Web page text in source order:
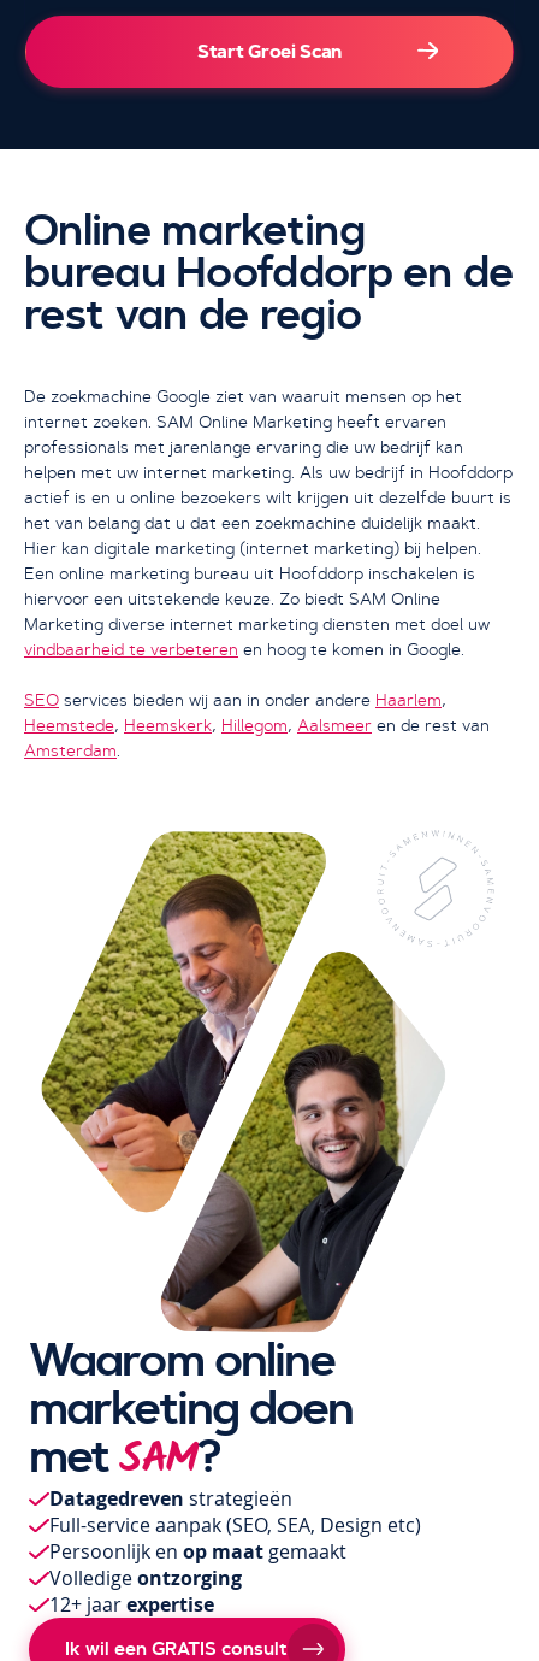
Ik wil een GRATIS consult
Start Groei Scan
Online marketing
bureau Hoofddorp en de
rest van de regio
De zoekmachine Google ziet van waaruit mensen op het
internet zoeken. SAM Online Marketing heeft ervaren
professionals met jarenlange ervaring die uw bedrijf kan
helpen met uw internet marketing. Als uw bedrijf in Hoofddorp
actief is en u online bezoekers wilt krijgen uit dezelfde buurt is
het van belang dat u dat een zoekmachine duidelijk maakt.
Hier kan digitale marketing (internet marketing) bij helpen.
Een online marketing bureau uit Hoofddorp inschakelen is
hiervoor een uitstekende keuze. Zo biedt SAM Online
Marketing diverse internet marketing diensten met doel uw
vindbaarheid te verbeteren en hoog te komen in Google.
SEO services bieden wij aan in onder andere Haarlem,
Heemstede, Heemskerk, Hillegom, Aalsmeer en de rest van
Amsterdam.
Waarom online
marketing doen
metSAM?
Datagedreven strategieën
Full-service aanpak(SEO, SEA, Design etc)
Persoonlijk en op maatgemaakt
Volledigeontzorging
12+ jaarexpertise
Ik wil een GRATIS consult